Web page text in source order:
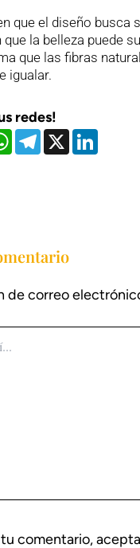
que el diseño
la belleza puede
que las fibras
igualar.
redes!
WhatsApp
Telegram
X
de correo
comentario,